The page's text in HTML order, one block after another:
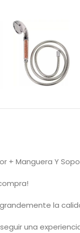
+ Manguera Y
grandemente la
una